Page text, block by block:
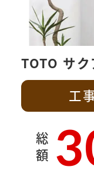
TOTO サク
工
総
額